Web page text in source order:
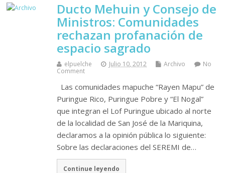
Ducto Mehuin y Consejo de
Ministros: Comunidades
rechazan profanación de
espacio sagrado
elpuelche Julio 10, 2012 Archivo
No
Comment
Las comunidades mapuche “Rayen Mapu” de
Puringue Rico, Puringue Pobre y “El Nogal”
que integran el Lof Puringue ubicado al norte
de la localidad de San José de la Mariquina,
declaramos a la opinión pública lo siguiente:
Sobre las declaraciones del SEREMI de…
Continue leyendo